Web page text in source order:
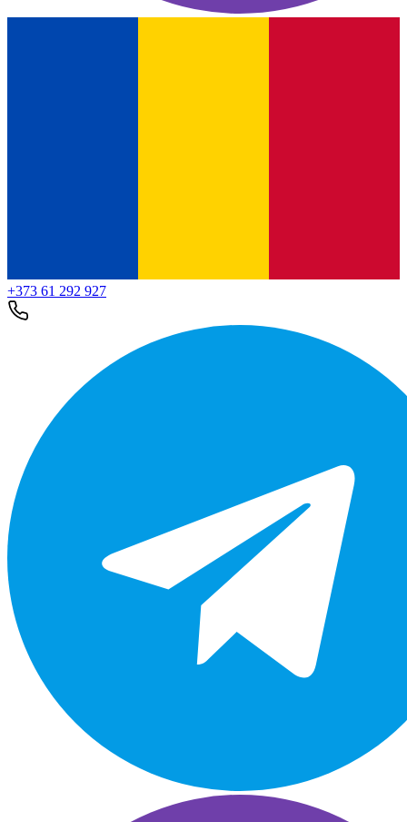
+373 61 292 927